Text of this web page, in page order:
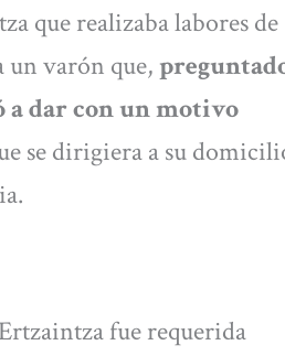
que realizaba labores de
un varón que,
a dar con un motivo
se dirigiera a su
fue requerida